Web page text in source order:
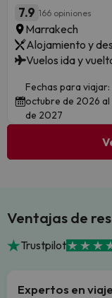
7.9 166 opiniones
Marrakech
Alojamiento y
Vuelos ida y
Fechas para viajar:
octubre de 2026 al
de 2027
Ventajas de
Trustpilot
Expertos en